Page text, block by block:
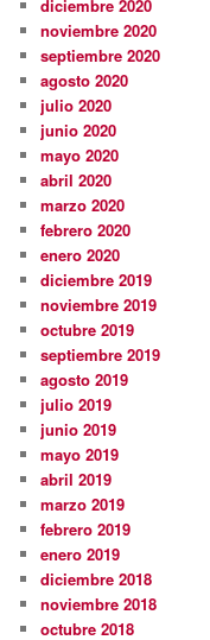
diciembre 2020
noviembre 2020
septiembre 2020
agosto 2020
julio 2020
junio 2020
mayo 2020
abril 2020
marzo 2020
febrero 2020
enero 2020
diciembre 2019
noviembre 2019
octubre 2019
septiembre 2019
agosto 2019
julio 2019
junio 2019
mayo 2019
abril 2019
marzo 2019
febrero 2019
enero 2019
diciembre 2018
noviembre 2018
octubre 2018